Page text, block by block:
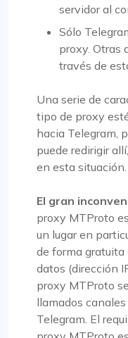
servidor al
Sólo
proxy. Otras
través de
Una serie de
tipo de proxy
hacia Telegram,
puede redirigir
en esta situación.
El gran
proxy MTProto
un lugar en
de forma gratuita
datos (dirección
proxy MTProto
llamados
Telegram. El